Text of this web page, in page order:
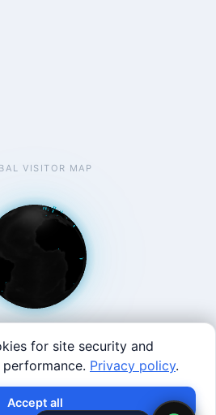
VISITOR MAP
San Francisco, CA 94107 · East
Allston, MA 02134 ·
×
and data.
for site security and
Privacy policy.
Accept all